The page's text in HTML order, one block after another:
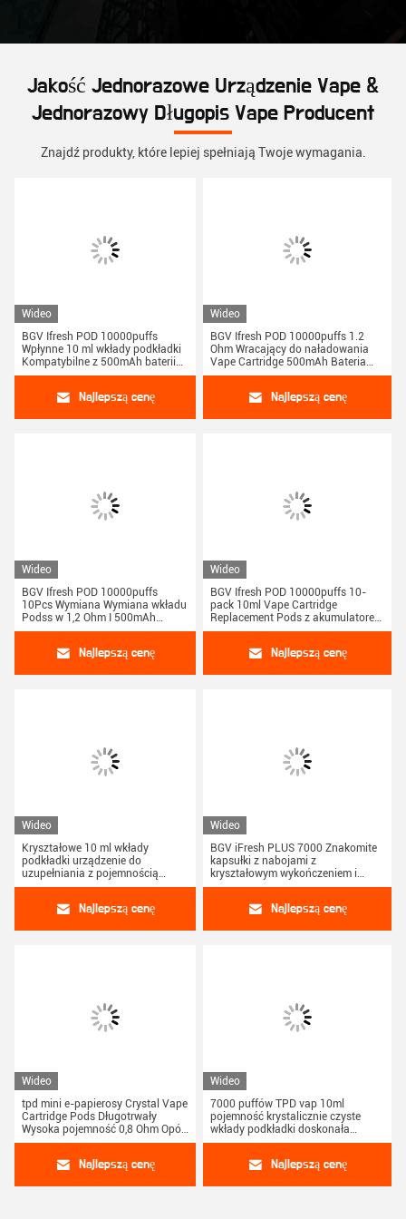
Jakość Jednorazowe Urządzenie Vape &
Jednorazowy Długopis Vape Producent
Znajdź produkty, które lepiej spełniają Twoje wymagania.
Wideo
BGV Ifresh POD 10000puffs
Wpłynne 10 ml wkłady podkładki
Kompatybilne z 500mAh baterii
urządzeń
Najlepszą cenę
Wideo
BGV Ifresh POD 10000puffs 1.2
Ohm Wracający do naładowania
Vape Cartridge 500mAh Bateria
10ml Wymienne urządzenie
Najlepszą cenę
Wideo
BGV Ifresh POD 10000puffs
10Pcs Wymiana Wymiana wkładu
Podss w 1,2 Ohm I 500mAh
pojemność baterii
Najlepszą cenę
Wideo
BGV Ifresh POD 10000puffs 10-
pack 10ml Vape Cartridge
Replacement Pods z akumulatorem
500mAh
Najlepszą cenę
Wideo
Kryształowe 10 ml wkłady
podkładki urządzenie do
uzupełniania z pojemnością
baterii 550 mAh
Najlepszą cenę
Wideo
BGV iFresh PLUS 7000 Znakomite
kapsułki z nabojami z
kryształowym wykończeniem i
napełnianym urządzeniem o
rezystancji 0,8 omaNajlepszą cenę
Wideo
tpd mini e-papierosy Crystal Vape
Cartridge Pods Długotrwały
Wysoka pojemność 0,8 Ohm Opór
Auto-Refill Decive
Najlepszą cenę
Wideo
7000 puffów TPD vap 10ml
pojemność krystalicznie czyste
wkłady podkładki doskonała
zastępka dla twojego vap
Najlepszą cenę